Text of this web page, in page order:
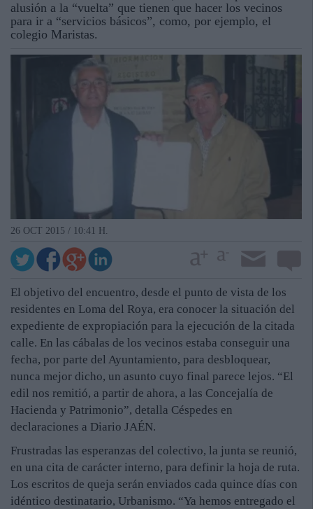
alusión a la “vuelta” que tienen que hacer los vecinos
para ir a “servicios básicos”, como, por ejemplo, el
colegio Maristas.
26 OCT 2015 / 10:41 H.
El objetivo del encuentro, desde el punto de vista de los
residentes en Loma del Roya, era conocer la situación del
expediente de expropiación para la ejecución de la citada
calle. En las cábalas de los vecinos estaba conseguir una
fecha, por parte del Ayuntamiento, para desbloquear,
nunca mejor dicho, un asunto cuyo final parece lejos. “El
edil nos remitió, a partir de ahora, a las Concejalía de
Hacienda y Patrimonio”, detalla Céspedes en
declaraciones a Diario JAÉN.
Frustradas las esperanzas del colectivo, la junta se reunió,
en una cita de carácter interno, para definir la hoja de ruta.
Los escritos de queja serán enviados cada quince días con
idéntico destinatario, Urbanismo. “Ya hemos entregado el